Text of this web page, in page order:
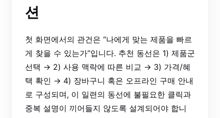
션
첫 화면에서의 관건은 “나에게 맞는 제품을 빠르
게 찾을 수 있는가”입니다. 추천 동선은 1) 제품군
선택 → 2) 사용 맥락에 따른 비교 → 3) 가격/혜
택 확인 → 4) 장바구니 혹은 오프라인 구매 안내
로 구성되며, 이 일련의 동선에 불필요한 클릭과
중복 설명이 끼어들지 않도록 설계되어야 합니